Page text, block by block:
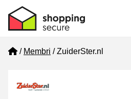
Home
Membri ZuiderSter.nl